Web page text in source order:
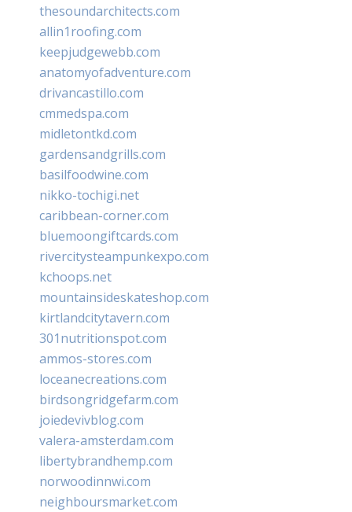
thesoundarchitects.com
allin1roofing.com
keepjudgewebb.com
anatomyofadventure.com
drivancastillo.com
cmmedspa.com
midletontkd.com
gardensandgrills.com
basilfoodwine.com
nikko-tochigi.net
caribbean-corner.com
bluemoongiftcards.com
rivercitysteampunkexpo.com
kchoops.net
mountainsideskateshop.com
kirtlandcitytavern.com
301nutritionspot.com
ammos-stores.com
loceanecreations.com
birdsongridgefarm.com
joiedevivblog.com
valera-amsterdam.com
libertybrandhemp.com
norwoodinnwi.com
neighboursmarket.com